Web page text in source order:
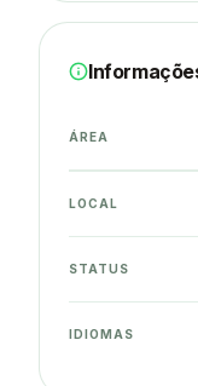
ÁREA
LOCAL
STATUS
IDIOMAS